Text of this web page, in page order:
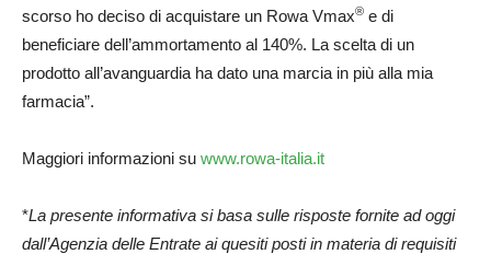
scorso ho deciso di acquistare un Rowa Vmax® e di
beneficiare dell’ammortamento al 140%. La scelta di un
prodotto all’avanguardia ha dato una marcia in più alla mia
farmacia”.
Maggiori informazioni su www.rowa-italia.it
*La presente informativa si basa sulle risposte fornite ad oggi
dall’Agenzia delle Entrate ai quesiti posti in materia di requisiti